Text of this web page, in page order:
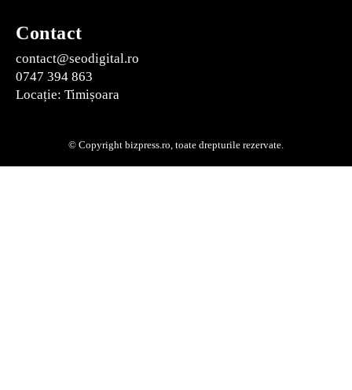
Contact
contact@seodigital.ro
0747 394 863
Locație: Timișoara
© Copyright bizpress.ro, toate drepturile rezervate.